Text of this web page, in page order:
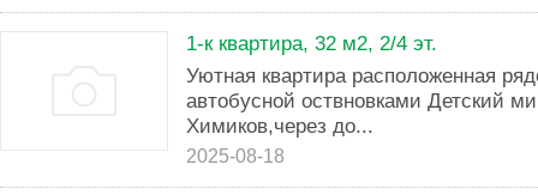
1-к квартира, 32 м2, 2/4 эт.
Уютная квартира расположенная
автобусной оствновками Детский
Химиков,через до...
2025-08-18